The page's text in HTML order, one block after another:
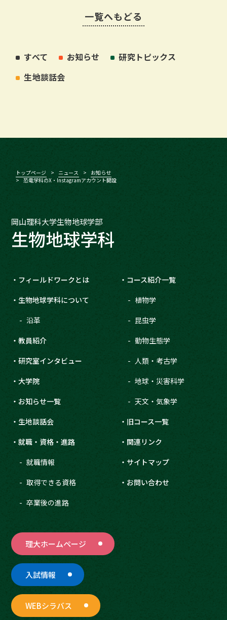
一覧へもどる
すべて お知らせ
研究トピックス
生地談話会
トップページ ニュース
お知らせ
恐竜学科のX・Instagramアカウント開設
岡山理科大学生物地球学部
生物地球学科
フィールドワークとは
生物地球学科について
沿革
教員紹介
研究室インタビュー
大学院
お知らせ一覧
生地談話会
コース紹介一覧
植物学
昆虫学
動物生態学
人類・考古学
地球・災害科学
天文・気象学
旧コース一覧
就職・資格・進路
就職情報
取得できる資格
卒業後の進路
関連リンク
サイトマップ
お問い合わせ
理大ホームページ
入試情報
WEBシラバス